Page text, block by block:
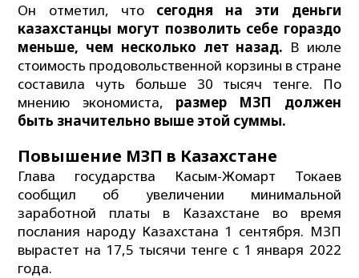
Он отметил, что сегодня на эти деньги
казахстанцы могут позволить себе гораздо
меньше, чем несколько лет назад. В июле
стоимость продовольственной корзины в стране
составила чуть больше 30 тысяч тенге. По
мнению экономиста, размер МЗП должен
быть значительно выше этой суммы.
Повышение МЗП в Казахстане
Глава государства Касым-Жомарт Токаев
сообщил об увеличении минимальной
заработной платы в Казахстане во время
послания народу Казахстана 1 сентября. МЗП
вырастет на 17,5 тысячи тенге с 1 января 2022
года.